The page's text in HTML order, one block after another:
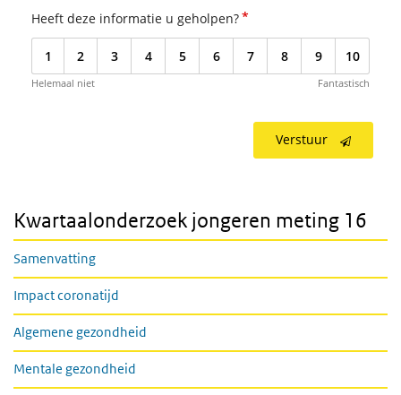
Heeft deze informatie u geholpen?*
1 2 3 4 5 6 7 8 9 10
Helemaal niet Fantastisch
Verstuur
Kwartaalonderzoek jongeren meting 16
Samenvatting
Impact coronatijd
Algemene gezondheid
Mentale gezondheid